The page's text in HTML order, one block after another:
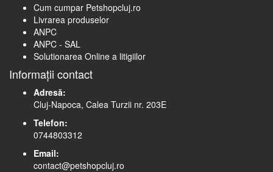
Cum cumpar Petshopcluj.ro
Livrarea produselor
ANPC
ANPC - SAL
Solutionarea Online a litigiilor
Informații contact
Adresă:
Cluj-Napoca, Calea Turzii nr. 203E
Telefon:
0744803312
Email:
contact@petshopcluj.ro